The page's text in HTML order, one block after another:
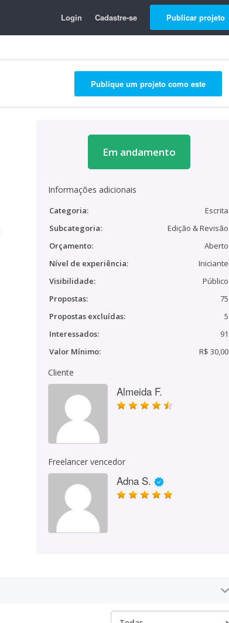
Login Cadastre-se Publicar projeto
Publique um projeto como este
Em andamento
Informações adicionais
Categoria:
Escrita
Subcategoria:
Edição & Revisão
Orçamento:
Aberto
Nível de experiência:
Iniciante
Visibilidade:
Público
Propostas:
75
Propostas excluídas:
5
Interessados:
91
Valor Mínimo:
R$ 30,00
Cliente
Almeida F.
Freelancer vencedor
Adna S.